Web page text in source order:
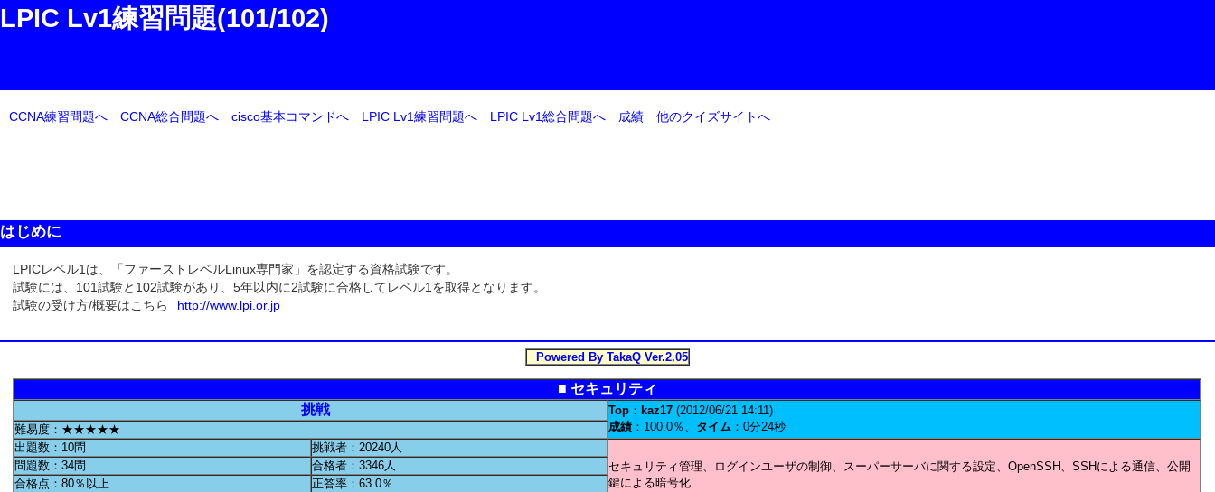
LPIC Lv1練習問題(101/102)
CCNA練習問題へ CCNA総合問題へ cisco基本コマンドへ LPIC Lv1練習問題へ LPIC Lv1総合問題へ 成績 他のクイズサイトへ
はじめに
LPICレベル1は、「ファーストレベルLinux専門家」を認定する資格試験です。
試験には、101試験と102試験があり、5年以内に2試験に合格してレベル1を取得となります。
試験の受け方/概要はこちら
http://www.lpi.or.jp
Powered By TakaQ Ver.2.05
■ セキュリティ
挑戦
Top ： kaz17 (2012/06/21 14:11)
成績 ：100.0％、 タイム ：0分24秒
難易度：★★★★★
出題数：10問
挑戦者：20240人
セキュリティ管理、ログインユーザの制御、スーパーサーバに関する設定、OpenSSH、SSHによる通信、公開
鍵による暗号化
問題数：34問
合格者：3346人
合格点：80％以上
正答率：63.0％